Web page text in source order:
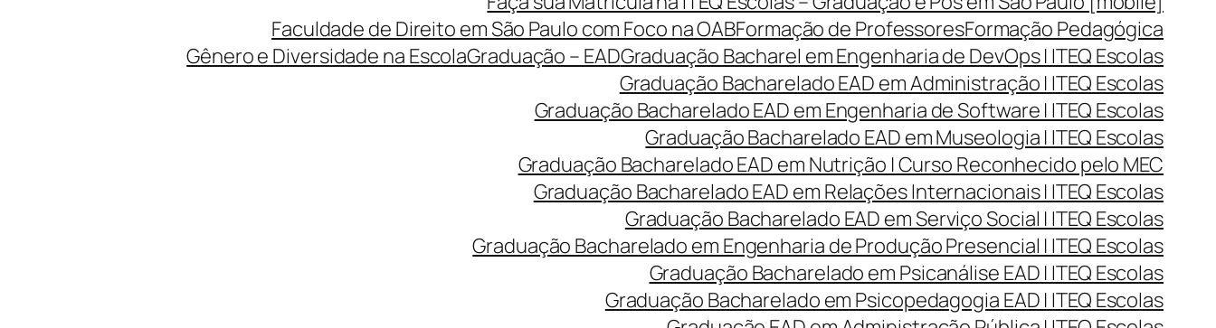
Faculdade de Direito em São Paulo com Foco na OABFormação de ProfessoresFormação Pedagógica
Gênero e Diversidade na EscolaGraduação – EADGraduação Bacharel em Engenharia de DevOps | ITEQ Escolas
Graduação Bacharelado EAD em Administração | ITEQ Escolas
Graduação Bacharelado EAD em Engenharia de Software | ITEQ Escolas
Graduação Bacharelado EAD em Museologia | ITEQ Escolas
Graduação Bacharelado EAD em Nutrição | Curso Reconhecido pelo MEC
Graduação Bacharelado EAD em Relações Internacionais | ITEQ Escolas
Graduação Bacharelado EAD em Serviço Social | ITEQ Escolas
Graduação Bacharelado em Engenharia de Produção Presencial | ITEQ Escolas
Graduação Bacharelado em Psicanálise EAD | ITEQ Escolas
Graduação Bacharelado em Psicopedagogia EAD | ITEQ Escolas